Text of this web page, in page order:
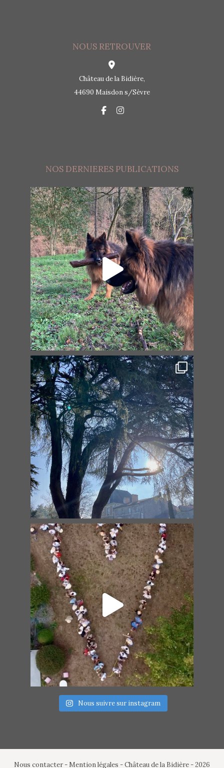
NOUS RETROUVER
Château de la Bidière,
44690 Maisdon s/Sèvre
NOS DERNIERES PUBLICATIONS
Nous suivre sur instagram
Nous contacter - Mention légales - Château de la Bidière - 2026